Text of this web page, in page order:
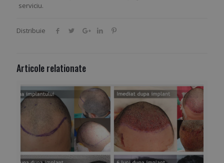
serviciu.
Distribuie
Articole relationate